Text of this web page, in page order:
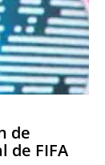
de
de FIFA